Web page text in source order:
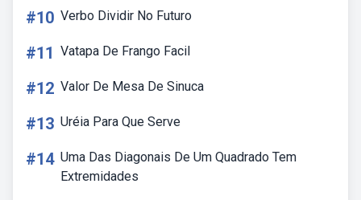
#10 Verbo Dividir No Futuro
#11 Vatapa De Frango Facil
#12 Valor De Mesa De Sinuca
#13 Uréia Para Que Serve
#14 Uma Das Diagonais De Um Quadrado Tem
Extremidades